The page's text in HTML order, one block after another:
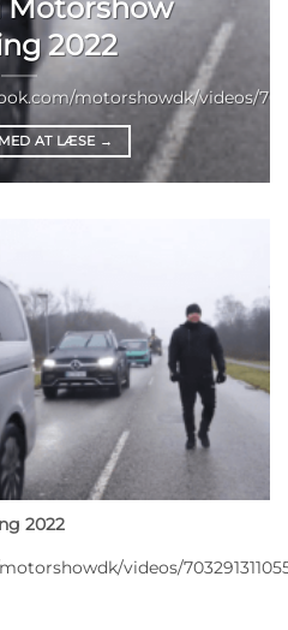
2022
motorshowdk/videos/
AT LÆSE →
2022
videos/